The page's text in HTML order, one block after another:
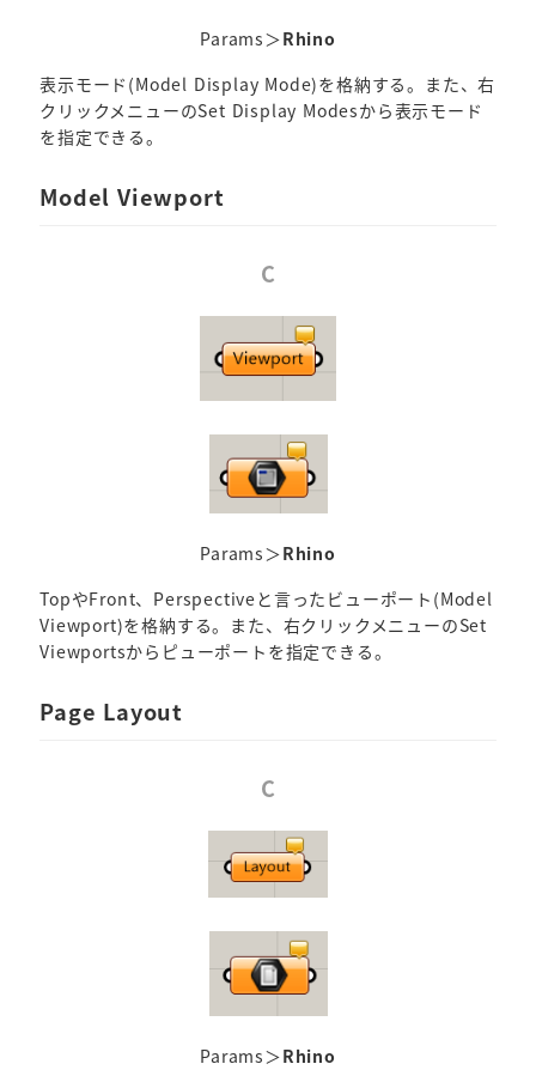
Params＞Rhino
表示モード(Model Display Mode)を格納する。また、右
クリックメニューのSet Display Modesから表示モード
を指定できる。
Model Viewport
C
Params＞Rhino
TopやFront、Perspectiveと言ったビューポート(Model
Viewport)を格納する。また、右クリックメニューのSet
Viewportsからピューポートを指定できる。
Page Layout
C
Params＞Rhino